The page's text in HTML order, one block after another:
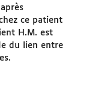
ce patient
H.M. est
du lien entre